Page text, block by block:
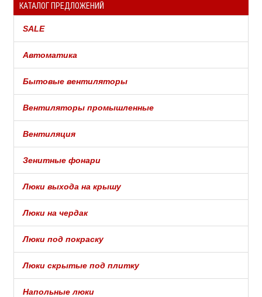
КАТАЛОГ ПРЕДЛОЖЕНИЙ
SALE
Автоматика
Бытовые вентиляторы
Вентиляторы промышленные
Вентиляция
Зенитные фонари
Люки выхода на крышу
Люки на чердак
Люки под покраску
Люки скрытые под плитку
Напольные люки